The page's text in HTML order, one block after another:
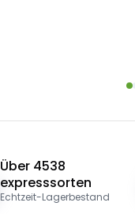
Über 4538
expresssorten
Echtzeit-Lagerbestand